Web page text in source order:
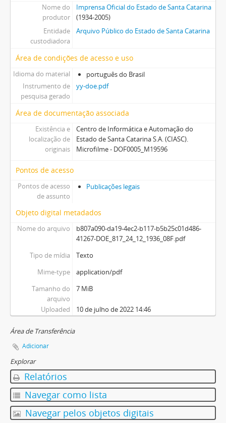
Nome do
produtor
Imprensa Oficial do Estado de Santa Catarina
(1934-2005)
Entidade
custodiadora
Arquivo Público do Estado de Santa Catarina
Área de condições de acesso e uso
Idioma do material
português do Brasil
Instrumento de
pesquisa gerado
yy-doe.pdf
Área de documentação associada
Existência e
localização de
originais
Centro de Informática e Automação do
Estado de Santa Catarina S.A. (CIASC).
Microfilme - DOF0005_M19596
Pontos de acesso
Pontos de acesso
de assunto
Publicações legais
Objeto digital metadados
Nome do arquivo
b807a090-da19-4ec2-b117-b5b25c01d486-
41267-DOE_817_24_12_1936_08F.pdf
Tipo de mídia
Texto
Mime-type
application/pdf
Tamanho do
arquivo
7 MiB
Uploaded 10 de julho de 2022 14:46
Área de Transferência
Adicionar
Explorar
Relatórios
Navegar como lista
Navegar pelos objetos digitais